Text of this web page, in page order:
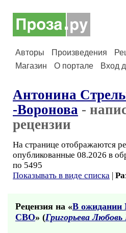
Авторы Произведения
Магазин
О портале Вход
Антонина
-Воронова -
рецензии
На странице отображаются
опубликованные 08.2026 в
по 5495
Показывать в виде списка |
Рецензия на «В ожидании
СВО» (Григорьева Любовь